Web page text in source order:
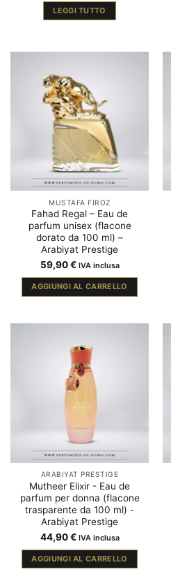
LEGGI TUTTO
MUSTAFA FIROZ
Fahad Regal – Eau de
parfum unisex (flacone
dorato da 100 ml) –
Arabiyat Prestige
59,90€ IVA inclusa
AGGIUNGI AL CARRELLO
ARABIYAT PRESTIGE
Mutheer Elixir - Eau de
parfum per donna (flacone
trasparente da 100 ml) -
Arabiyat Prestige
44,90€ IVA inclusa
AGGIUNGI AL CARRELLO